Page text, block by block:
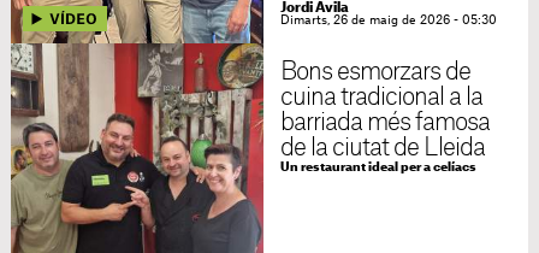
Jordi Àvila
Dimarts, 26 de maig de 2026 - 05:30
Bons esmorzars de
cuina tradicional a la
barriada més famosa
de la ciutat de Lleida
Un restaurant ideal per a celíacs